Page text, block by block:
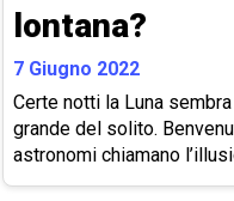
lontana?
7 Giugno 2022
Certe notti la Luna
grande del solito.
astronomi chiamano